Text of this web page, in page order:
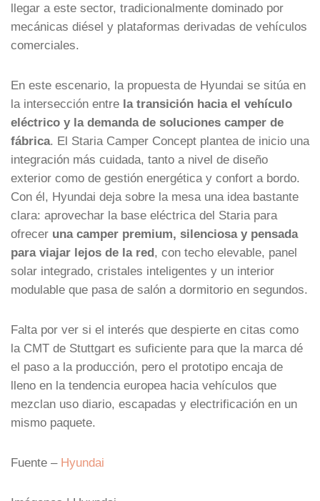
llegar a este sector, tradicionalmente dominado por
mecánicas diésel y plataformas derivadas de vehículos
comerciales.
En este escenario, la propuesta de Hyundai se sitúa en
la intersección entre la transición hacia el vehículo
eléctrico y la demanda de soluciones camper de
fábrica. El Staria Camper Concept plantea de inicio una
integración más cuidada, tanto a nivel de diseño
exterior como de gestión energética y confort a bordo.
Con él, Hyundai deja sobre la mesa una idea bastante
clara: aprovechar la base eléctrica del Staria para
ofrecer una camper premium, silenciosa y pensada
para viajar lejos de la red, con techo elevable, panel
solar integrado, cristales inteligentes y un interior
modulable que pasa de salón a dormitorio en segundos.
Falta por ver si el interés que despierte en citas como
la CMT de Stuttgart es suficiente para que la marca dé
el paso a la producción, pero el prototipo encaja de
lleno en la tendencia europea hacia vehículos que
mezclan uso diario, escapadas y electrificación en un
mismo paquete.
Fuente – Hyundai